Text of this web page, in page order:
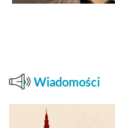
Wiadomości